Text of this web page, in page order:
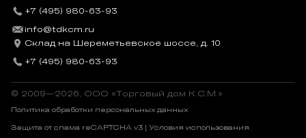
+7 (495) 980-63-93
info@tdkcm.ru
Склад на Шереметьевское шоссе, д. 10
+7 (495) 980-63-93
© 2009—2026, OOO «Торговый дом К.С.М.»
Политика обработки персональных данных
Защита от спама reCAPTCHA v3 | Условия использования.